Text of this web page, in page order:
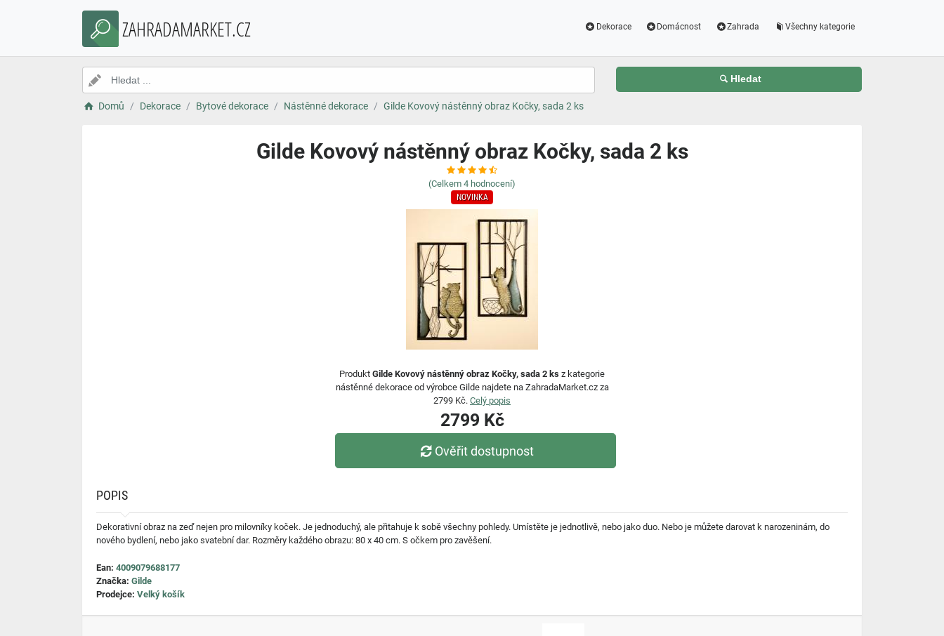
ZAHRADAMARKET.CZ Dekorace Domácnost Zahrada Všechny kategorie
Hledat
Domů Dekorace Bytové dekorace Nástěnné dekorace Gilde Kovový nástěnný obraz Kočky, sada 2 ks
Gilde Kovový nástěnný obraz Kočky, sada 2 ks
(Celkem 4 hodnocení)
NOVINKA
Produkt Gilde Kovový nástěnný obraz Kočky, sada 2 ks z kategorie
nástěnné dekorace od výrobce Gilde najdete na ZahradaMarket.cz za
2799 Kč. Celý popis
2799 Kč
Ověřit dostupnost
POPIS
Dekorativní obraz na zeď nejen pro milovníky koček. Je jednoduchý, ale přitahuje k sobě všechny pohledy. Umístěte je jednotlivě, nebo jako duo. Nebo je můžete darovat k narozeninám, do
nového bydlení, nebo jako svatební dar. Rozměry každého obrazu: 80 x 40 cm. S očkem pro zavěšení.
Ean: 4009079688177
Značka: Gilde
Prodejce: Velký košík